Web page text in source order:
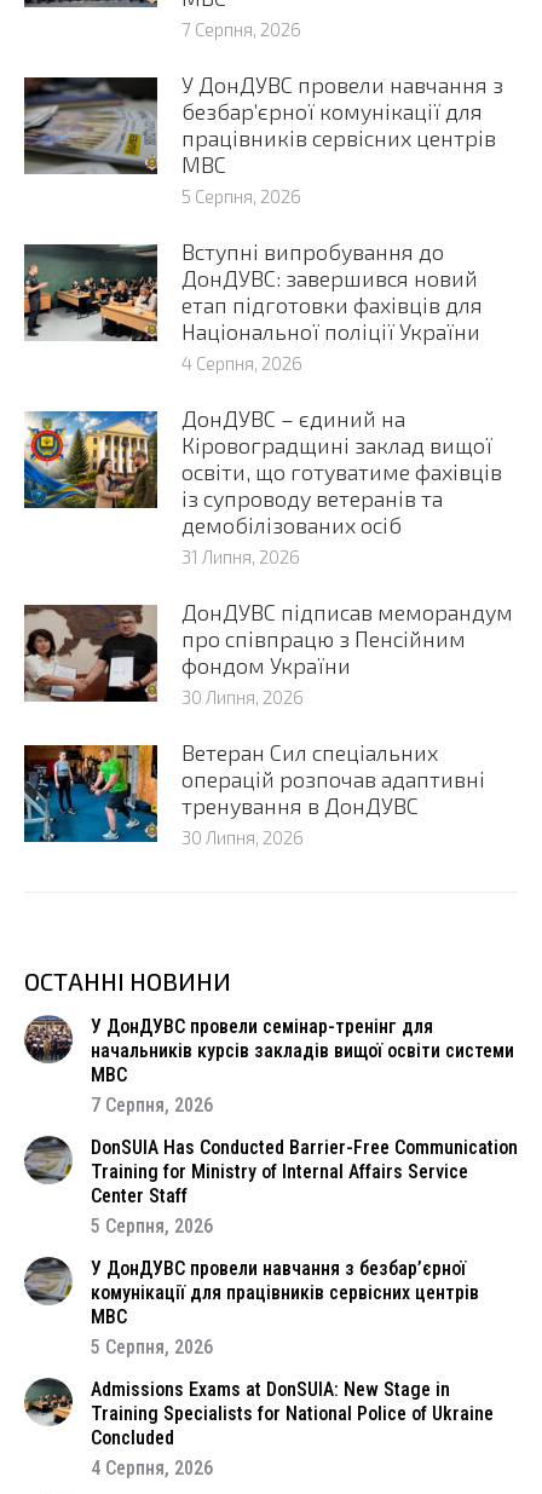
7 Серпня, 2026
У ДонДУВС провели навчання з
безбар’єрної комунікації для
працівників сервісних центрів
МВС
5 Серпня, 2026
Вступні випробування до
ДонДУВС: завершився новий
етап підготовки фахівців для
Національної поліції України
4 Серпня, 2026
ДонДУВС – єдиний на
Кіровоградщині заклад вищої
освіти, що готуватиме фахівців
із супроводу ветеранів та
демобілізованих осіб
31 Липня, 2026
ДонДУВС підписав меморандум
про співпрацю з Пенсійним
фондом України
30 Липня, 2026
Ветеран Сил спеціальних
операцій розпочав адаптивні
тренування в ДонДУВС
30 Липня, 2026
ОСТАННІ НОВИНИ
У ДонДУВС провели семінар-тренінг для
начальників курсів закладів вищої освіти системи
МВС
7 Серпня, 2026
DonSUIA Has Conducted Barrier-Free Communication
Training for Ministry of Internal Affairs Service
Center Staff
5 Серпня, 2026
У ДонДУВС провели навчання з безбар’єрної
комунікації для працівників сервісних центрів
МВС
5 Серпня, 2026
Admissions Exams at DonSUIA: New Stage in
Training Specialists for National Police of Ukraine
Concluded
4 Серпня, 2026